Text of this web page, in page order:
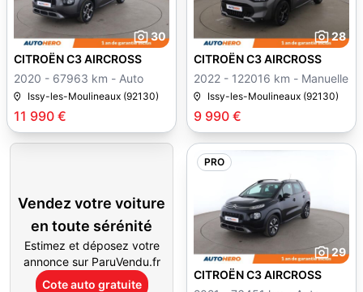
30
11 990 €
CITROËN C3 AIRCROSS
2020 - 67963 km - Auto
Issy-les-Moulineaux (92130)
28
9 990 €
CITROËN C3 AIRCROSS
2022 - 122016 km - Manuelle
Issy-les-Moulineaux (92130)
Vendez votre voiture
en toute sérénité
Estimez et déposez votre
annonce sur ParuVendu.fr
Cote auto gratuite
PRO
29
CITROËN C3 AIRCROSS